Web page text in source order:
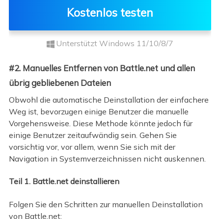
Kostenlos testen
Unterstützt Windows 11/10/8/7
#2. Manuelles Entfernen von Battle.net und allen
übrig gebliebenen Dateien
Obwohl die automatische Deinstallation der einfachere
Weg ist, bevorzugen einige Benutzer die manuelle
Vorgehensweise. Diese Methode könnte jedoch für
einige Benutzer zeitaufwändig sein. Gehen Sie
vorsichtig vor, vor allem, wenn Sie sich mit der
Navigation in Systemverzeichnissen nicht auskennen.
Teil 1. Battle.net deinstallieren
Folgen Sie den Schritten zur manuellen Deinstallation
von Battle.net: